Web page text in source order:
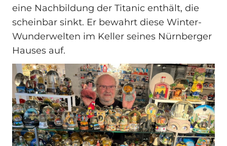
eine Nachbildung der Titanic enthält, die
scheinbar sinkt. Er bewahrt diese Winter-
Wunderwelten im Keller seines Nürnberger
Hauses auf.